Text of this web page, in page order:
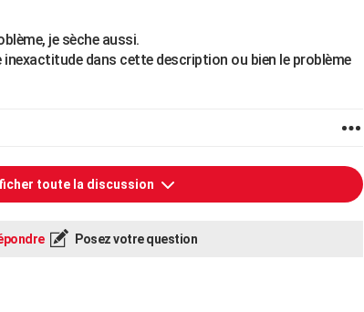
je sèche aussi.
inexactitude dans cette description ou bien le problème
toute la discussion
Posez votre question